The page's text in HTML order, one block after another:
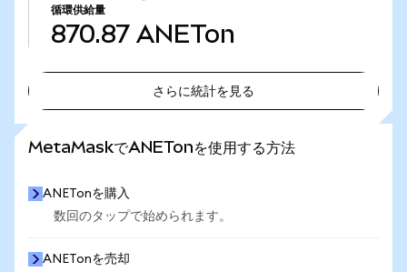
循環供給量
870.87 ANETon
さらに統計を見る
MetaMaskでANETonを使用する方法
ANETonを購入
数回のタップで始められます。
ANETonを売却